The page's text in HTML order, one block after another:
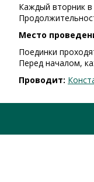
Каждый вторник
Место
Поединки
Перед началом,
Проводит: